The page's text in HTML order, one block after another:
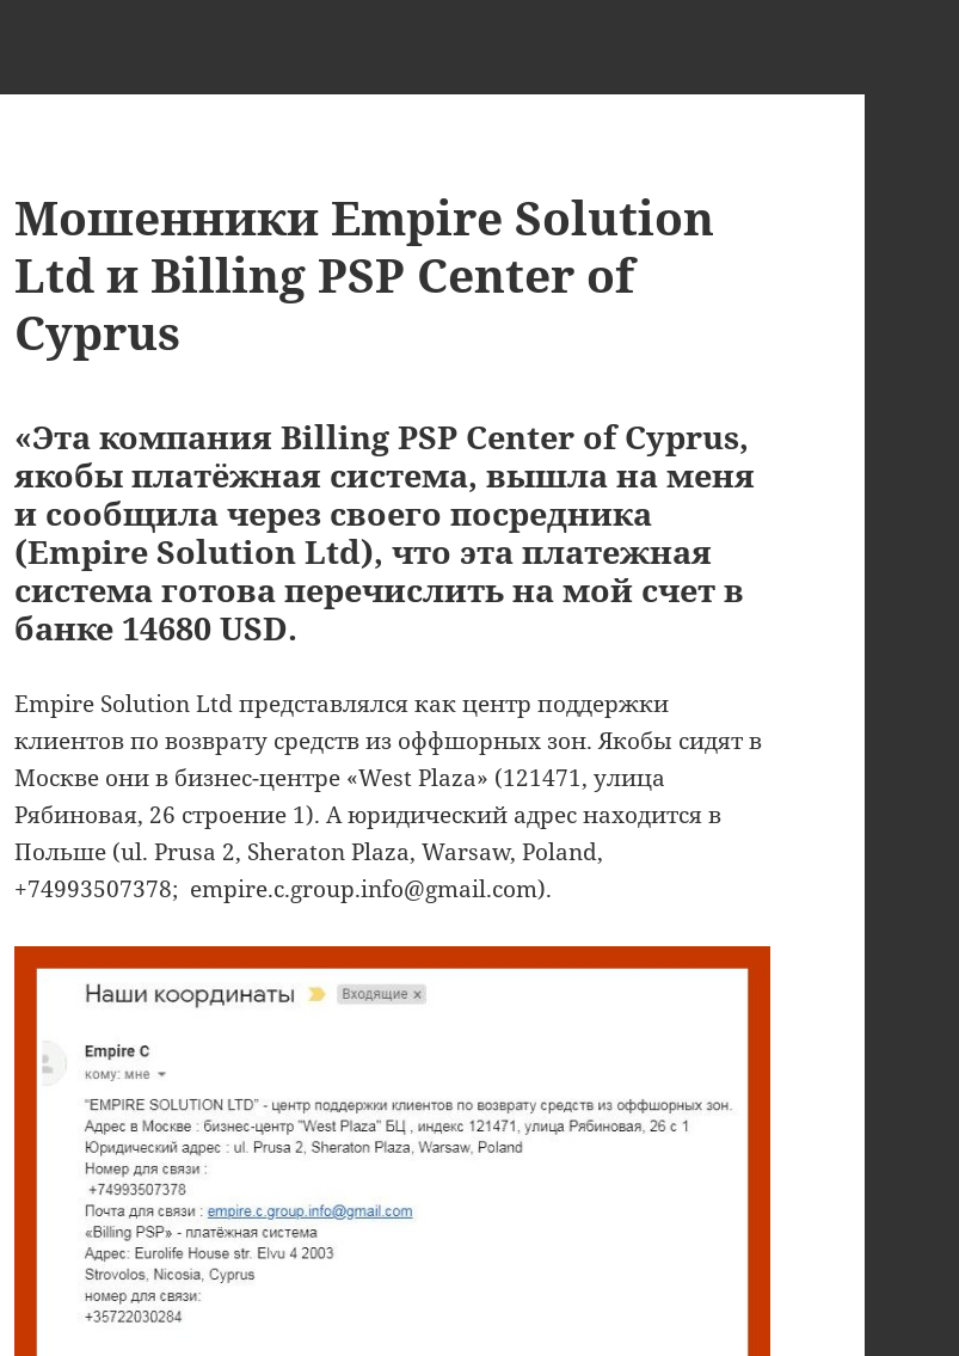
Мошенники Empire Solution
Ltd и Billing PSP Center of
Cyprus
«Эта компания Billing PSP Center of Cyprus,
якобы платёжная система, вышла на меня
и сообщила через своего посредника
(Empire Solution Ltd), что эта платежная
система готова перечислить на мой счет в
банке 14680 USD.
Empire Solution Ltd представлялся как центр поддержки
клиентов по возврату средств из оффшорных зон. Якобы сидят в
Москве они в бизнес-центре «West Plaza» (121471, улица
Рябиновая, 26 строение 1). А юридический адрес находится в
Польше (ul. Prusa 2, Sheraton Plaza, Warsaw, Poland,
+74993507378; empire.c.group.info@gmail.com).